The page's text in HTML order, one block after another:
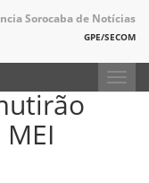
Sorocaba de Notícias
GPE/SECOM